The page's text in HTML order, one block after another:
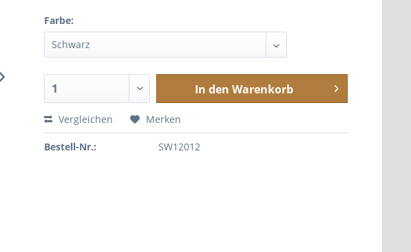
Farbe:
In den Warenkorb
Vergleichen Merken
Bestell-Nr.: SW12012